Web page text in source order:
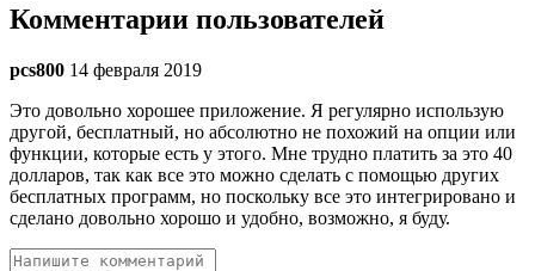
Комментарии пользователей
pcs800 14 февраля 2019
Это довольно хорошее приложение. Я регулярно использую
другой, бесплатный, но абсолютно не похожий на опции или
функции, которые есть у этого. Мне трудно платить за это 40
долларов, так как все это можно сделать с помощью других
бесплатных программ, но поскольку все это интегрировано и
сделано довольно хорошо и удобно, возможно, я буду.